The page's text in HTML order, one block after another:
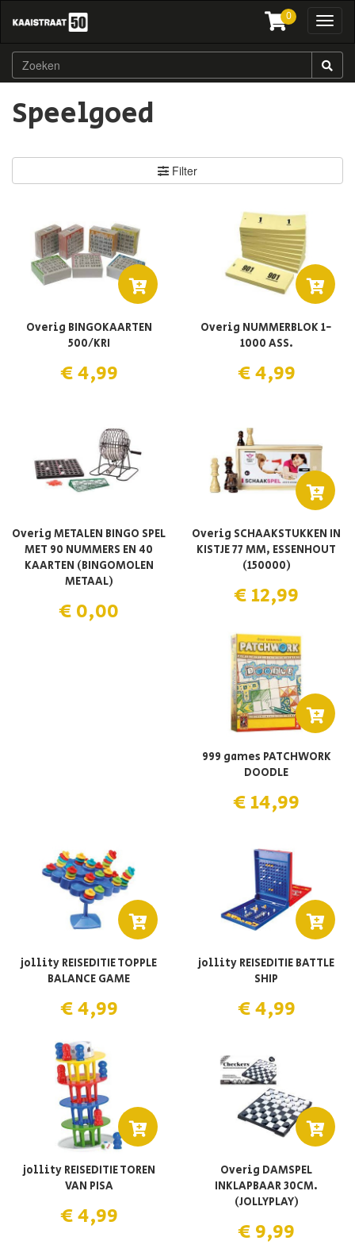
0
Speelgoed
Filter
Overig BINGOKAARTEN
500/KRI
€ 4,99
Overig NUMMERBLOK 1-
1000 ASS.
€ 4,99
Overig METALEN BINGO SPEL
MET 90 NUMMERS EN 40
KAARTEN (BINGOMOLEN
METAAL)
€ 0,00
Overig SCHAAKSTUKKEN IN
KISTJE 77 MM, ESSENHOUT
(150000)
€ 12,99
999 games PATCHWORK
DOODLE
€ 14,99
jollity REISEDITIE TOPPLE
BALANCE GAME
€ 4,99
jollity REISEDITIE BATTLE
SHIP
€ 4,99
jollity REISEDITIE TOREN
VAN PISA
€ 4,99
Overig DAMSPEL
INKLAPBAAR 30CM.
(JOLLYPLAY)
€ 9,99